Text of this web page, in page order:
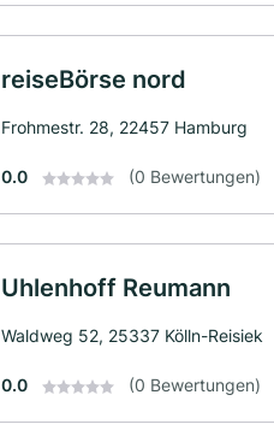
reiseBörse nord
Frohmestr. 28, 22457 Hamburg
0.0 (0 Bewertungen)
Uhlenhoff Reumann
Waldweg 52, 25337 Kölln-Reisiek
0.0 (0 Bewertungen)